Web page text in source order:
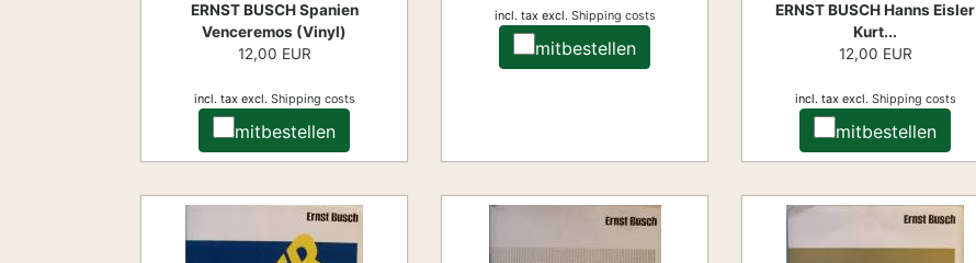
ERNST BUSCH Spanien
Venceremos (Vinyl)
12,00 EUR
incl. taxexcl. Shipping costs
mitbestellen
incl. taxexcl. Shipping costs
mitbestellen
ERNST BUSCH Hanns Eisler
Kurt...
12,00 EUR
incl. taxexcl. Shipping costs
mitbestellen